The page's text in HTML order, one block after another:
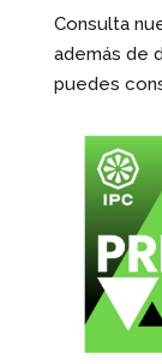
Consulta
además de
puedes